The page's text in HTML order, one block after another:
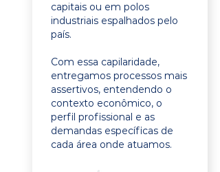
capitais ou em polos
industriais espalhados pelo
país.
Com essa capilaridade,
entregamos processos mais
assertivos, entendendo o
contexto econômico, o
perfil profissional e as
demandas específicas de
cada área onde atuamos.